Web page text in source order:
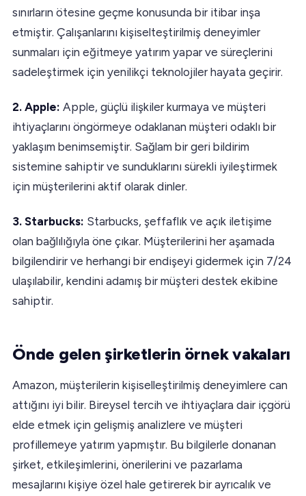
sınırların ötesine geçme konusunda bir itibar inşa
etmiştir. Çalışanlarını kişiselteştirilmiş deneyimler
sunmaları için eğitmeye yatırım yapar ve süreçlerini
sadeleştirmek için yenilikçi teknolojiler hayata geçirir.
2. Apple: Apple, güçlü ilişkiler kurmaya ve müşteri
ihtiyaçlarını öngörmeye odaklanan müşteri odaklı bir
yaklaşım benimsemiştir. Sağlam bir geri bildirim
sistemine sahiptir ve sunduklarını sürekli iyileştirmek
için müşterilerini aktif olarak dinler.
3. Starbucks: Starbucks, şeffaflık ve açık iletişime
olan bağlılığıyla öne çıkar. Müşterilerini her aşamada
bilgilendirir ve herhangi bir endişeyi gidermek için 7/24
ulaşılabilir, kendini adamış bir müşteri destek ekibine
sahiptir.
Önde gelen şirketlerin örnek vakaları
Amazon, müşterilerin kişiselleştirilmiş deneyimlere can
attığını iyi bilir. Bireysel tercih ve ihtiyaçlara dair içgörü
elde etmek için gelişmiş analizlere ve müşteri
profillemeye yatırım yapmıştır. Bu bilgilerle donanan
şirket, etkileşimlerini, önerilerini ve pazarlama
mesajlarını kişiye özel hale getirerek bir ayrıcalık ve